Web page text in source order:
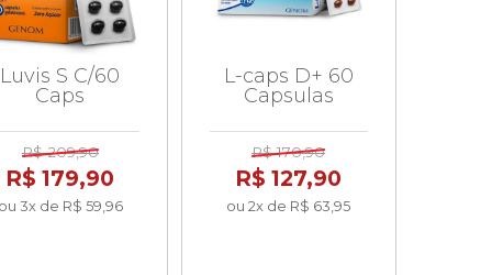
Luvis S C/60
Caps
R$ 209,90
R$ 179,90
3x de R$ 59,96
L-caps D+ 60
Capsulas
R$ 170,90
R$ 127,90
ou 2x de R$ 63,95